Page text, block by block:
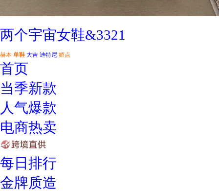
两个宇宙女鞋&3321
赫本 单鞋 大吉 迪特尼 娇点
首页
当季新款
人气爆款
电商热卖
每日排行
金牌质造